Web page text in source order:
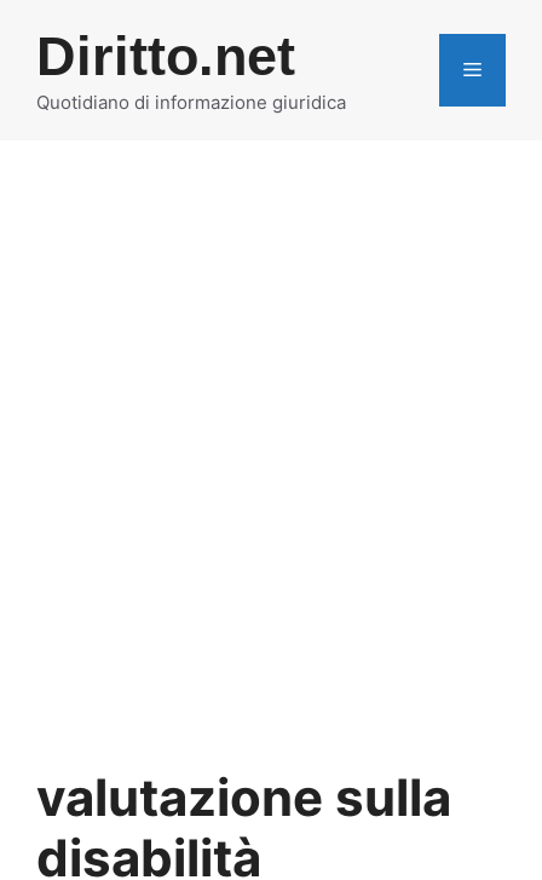
contenuto
Diritto.net
Quotidiano di informazione giuridica
MENU
valutazione sulla
disabilità